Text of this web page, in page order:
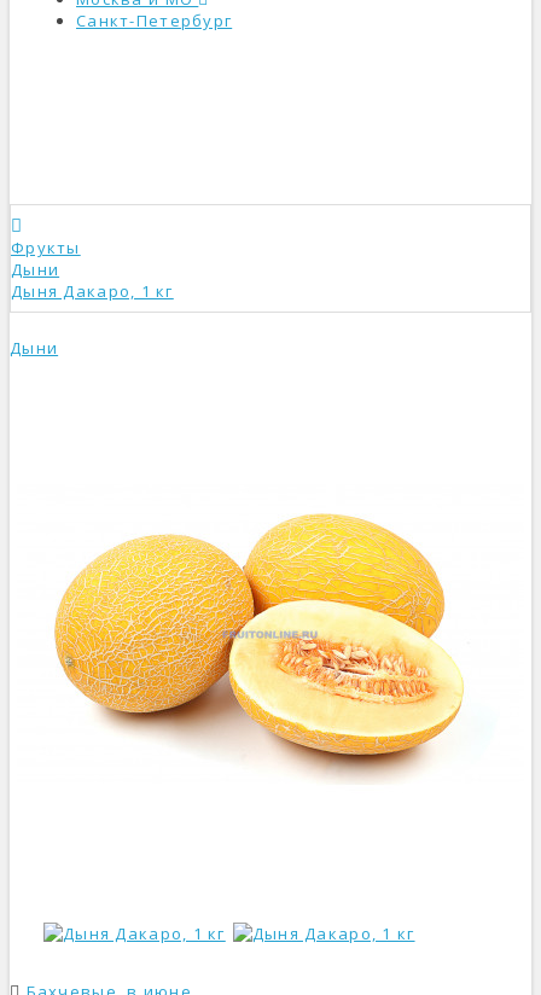
Санкт-Петербург
Фрукты
Дыни
Дыня Дакаро, 1 кг
Дыни